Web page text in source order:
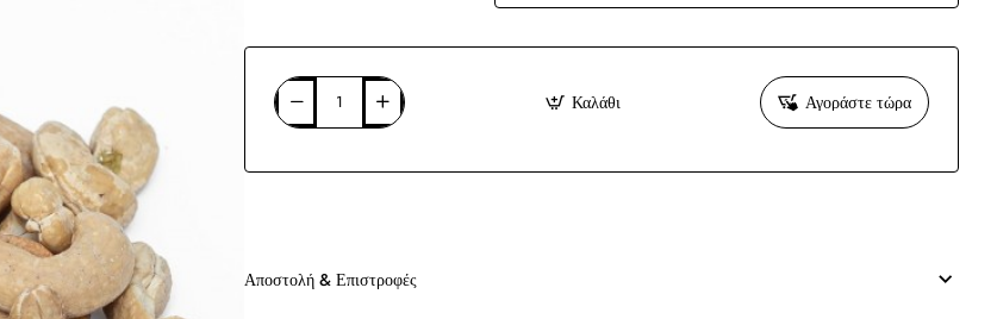
Καλάθι Αγοράστε τώρα
Αποστολή & Επιστροφές